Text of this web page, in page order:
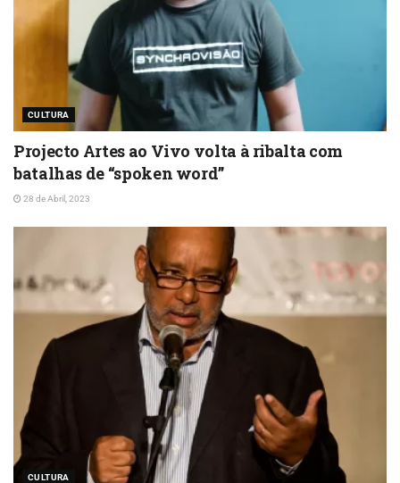
CULTURA
Projecto Artes ao Vivo volta à ribalta com
batalhas de “spoken word”
28 de Abril, 2023
CULTURA